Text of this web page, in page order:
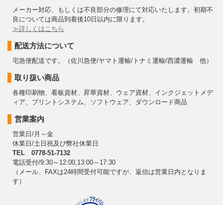
メーカー対応、もしくは不良部分の修理にて対応いたします。初期不
良については商品到着後10日以内に限ります。
≫詳しくはこちら
配送方法について
宅急便配送です。（佐川急便/ヤマト運輸/トナミ運輸/西濃運輸 他）
取り扱い商品
各種印刷物、看板資材、昇華資材、ウェア資材、インクジェットメデ
ィア、プリントシステム、ソフトウェア、ダウンロード商品
営業案内
営業日/月～金
休業日/土日祝及び弊社休業日
TEL 0778-51-7132
電話受付/9:30～12:00,13:00～17:30
（メール、FAXは24時間受付可能ですが、返信は営業日内となりま
す）